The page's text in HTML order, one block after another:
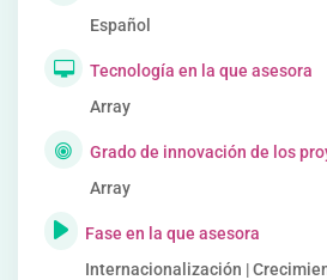
Español
Tecnología en la que asesora
Array
Grado de innovación de los
Array
Fase en la que asesora
Internacionalización |